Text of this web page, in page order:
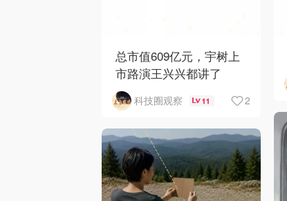
总市值609亿元，宇树上
市路演王兴兴都讲了
科技圈观察 11 2